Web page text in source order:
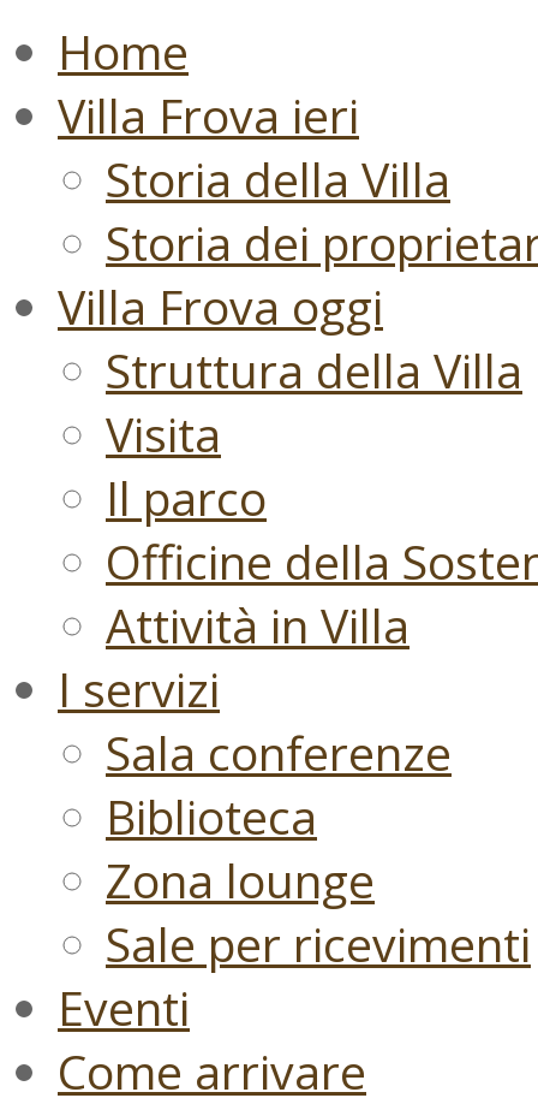
Home
Villa Frova ieri
Storia della Villa
Storia dei
Villa Frova oggi
Struttura della Villa
Visita
Il parco
Officine della
Attività in Villa
I servizi
Sala conferenze
Biblioteca
Zona lounge
Sale per ricevimenti
Eventi
Come arrivare